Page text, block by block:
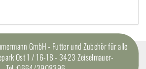
GmbH - Futter und Zubehör für alle
Ost 1 / 16-18 - 3423 Zeiselmauer-